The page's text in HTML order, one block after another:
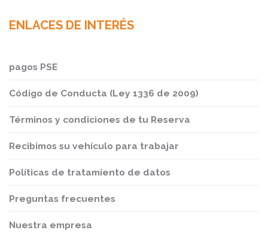
ENLACES DE INTERÉS
pagos PSE
Código de Conducta (Ley 1336 de 2009)
Términos y condiciones de tu Reserva
Recibimos su vehículo para trabajar
Políticas de tratamiento de datos
Preguntas frecuentes
Nuestra empresa